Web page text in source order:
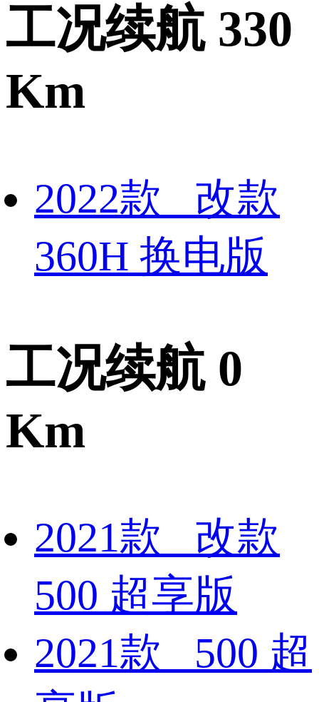
工况续航 330
Km
2022款 改款
360H 换电版
工况续航 0
Km
2021款 改款
500 超享版
2021款 500 超